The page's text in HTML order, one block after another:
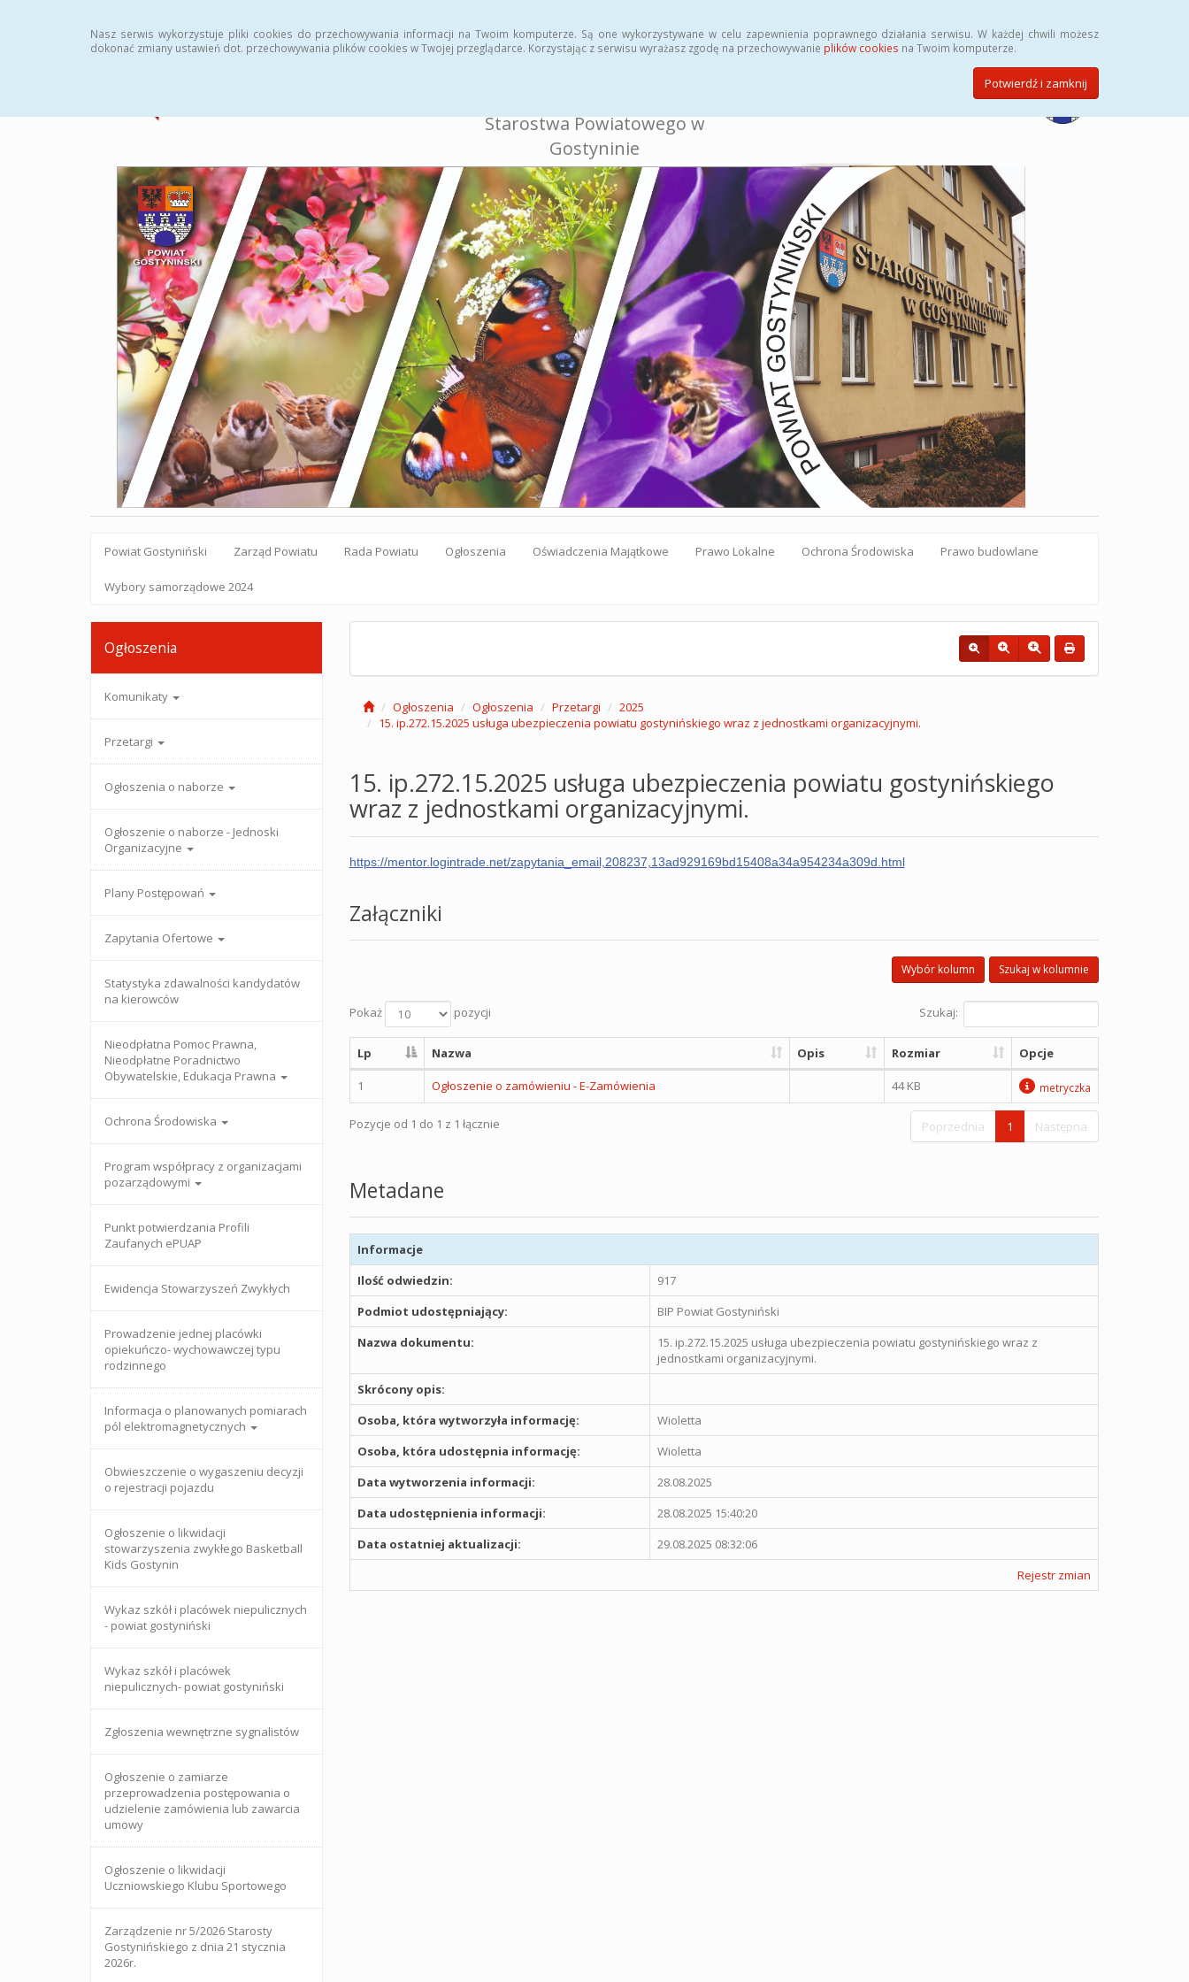
Nasz serwis wykorzystuje pliki cookies do przechowywania informacji na Twoim komputerze. Są one wykorzystywane w celu zapewnienia poprawnego działania serwisu. W każdej chwili możesz
dokonać zmiany ustawień dot. przechowywania plików cookies w Twojej przeglądarce. Korzystając z serwisu wyrażasz zgodę na przechowywanie plików cookies na Twoim komputerze.
Potwierdź i zamknij
Starostwa Powiatowego w
Gostyninie
Powiat Gostyniński Zarząd Powiatu Rada Powiatu Ogłoszenia Oświadczenia Majątkowe Prawo Lokalne Ochrona Środowiska Prawo budowlane
Wybory samorządowe 2024
Ogłoszenia
Komunikaty
Przetargi
Ogłoszenia o naborze
Ogłoszenie o naborze - Jednoski
Organizacyjne
Plany Postępowań
Zapytania Ofertowe
Statystyka zdawalności kandydatów
na kierowców
Nieodpłatna Pomoc Prawna,
Nieodpłatne Poradnictwo
Obywatelskie, Edukacja Prawna
Ochrona Środowiska
Program współpracy z organizacjami
pozarządowymi
Punkt potwierdzania Profili
Zaufanych ePUAP
Ewidencja Stowarzyszeń Zwykłych
Prowadzenie jednej placówki
opiekuńczo- wychowawczej typu
rodzinnego
Informacja o planowanych pomiarach
pól elektromagnetycznych
Obwieszczenie o wygaszeniu decyzji
o rejestracji pojazdu
Ogłoszenie o likwidacji
stowarzyszenia zwykłego Basketball
Kids Gostynin
Wykaz szkół i placówek niepulicznych
- powiat gostyniński
Wykaz szkół i placówek
niepulicznych- powiat gostyniński
Zgłoszenia wewnętrzne sygnalistów
Ogłoszenie o zamiarze
przeprowadzenia postępowania o
udzielenie zamówienia lub zawarcia
umowy
Ogłoszenie o likwidacji
Uczniowskiego Klubu Sportowego
Zarządzenie nr 5/2026 Starosty
Gostynińskiego z dnia 21 stycznia
2026r.
Ogłoszenia Ogłoszenia Przetargi
2025
15. ip.272.15.2025 usługa ubezpieczenia powiatu gostynińskiego wraz z jednostkami organizacyjnymi.
15. ip.272.15.2025 usługa ubezpieczenia powiatu gostynińskiego
wraz z jednostkami organizacyjnymi.
https://mentor.logintrade.net/zapytania_email,208237,13ad929169bd15408a34a954234a309d.html
Załączniki
Szukaj w kolumnie
Wybór kolumn
Pokaż pozycji Szukaj:
Lp Nazwa Opis Rozmiar Opcje
1 Ogłoszenie o zamówieniu - E-Zamówienia 44 KB metryczka
Pozycje od 1 do 1 z 1 łącznie Poprzednia 1 Następna
Metadane
Informacje
Ilość odwiedzin:
917
Podmiot udostępniający:
BIP Powiat Gostyniński
Nazwa dokumentu:
15. ip.272.15.2025 usługa ubezpieczenia powiatu gostynińskiego wraz z
jednostkami organizacyjnymi.
Skrócony opis:
Osoba, która wytworzyła informację:
Wioletta
Osoba, która udostępnia informację:
Wioletta
Data wytworzenia informacji:
28.08.2025
Data udostępnienia informacji:
28.08.2025 15:40:20
Data ostatniej aktualizacji:
29.08.2025 08:32:06
Rejestr zmian